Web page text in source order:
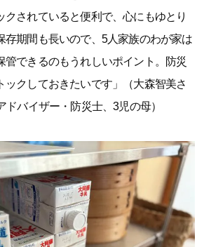
クされていると便利で、心にもゆとり
存期間も長いので、5人家族のわが家は
管できるのもうれしいポイント。防災
ックしておきたいです」（大森智美さ
ドバイザー・防災士、3児の母）